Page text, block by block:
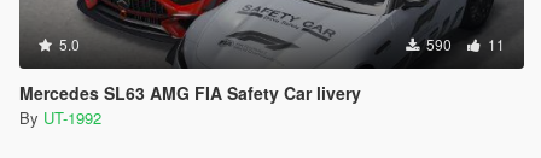
5.0 590 11
Mercedes SL63 AMG FIA Safety Car livery
By UT-1992